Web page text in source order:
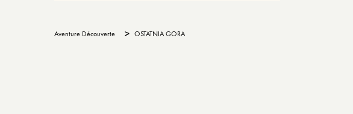
Aventure Découverte > OSTATNIA GORA